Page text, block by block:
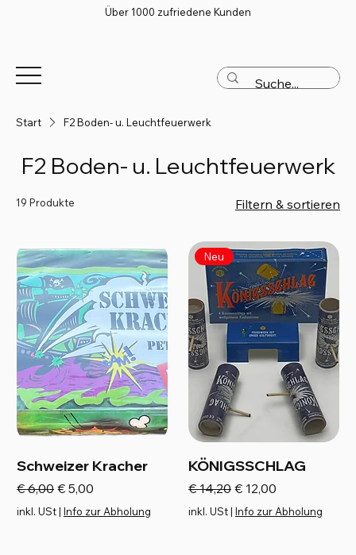
Über 1000 zufriedene Kunden
Start F2 Boden- u. Leuchtfeuerwerk
F2 Boden- u. Leuchtfeuerwerk
19 Produkte Filtern & sortieren
Schweizer Kracher
Standardpreis
€ 6,00 Sale-Preis
€ 5,00
inkl. USt| Info zur Abholung
Neu
KÖNIGSSCHLAG
Standardpreis
€ 14,20 Sale-Preis
€ 12,00
inkl. USt| Info zur Abholung